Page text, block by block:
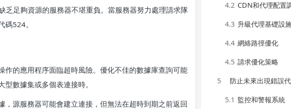
乏足夠資源的服務器不堪重負。當服務器努力處理請求隊
524。
的應用程序面臨超時風險。優化不佳的數據庫查詢可能
數據集或多個表連接時。
源服務器可能會建立連接，但無法在超時到期之前返回
4.2 CDN和代理配置
4.3 升級代理基礎設
4.4 網絡路徑優化
4.5 請求優化策略
5 防止未來出現錯誤
5.1 監控和警報系統